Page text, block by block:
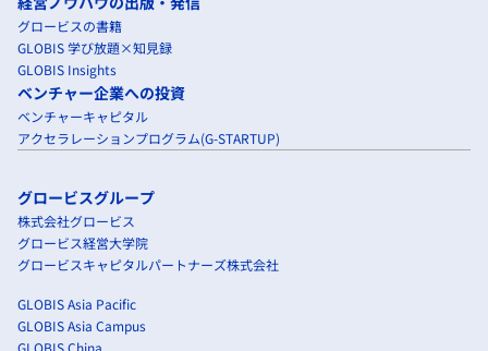
グロービスの書籍
GLOBIS 学び放題×知見録
GLOBIS Insights
ベンチャー企業への投資
ベンチャーキャピタル
アクセラレーションプログラム(G-STARTUP)
グロービスグループ
株式会社グロービス
グロービス経営大学院
グロービスキャピタルパートナーズ株式会社
GLOBIS Asia Pacific
GLOBIS Asia Campus